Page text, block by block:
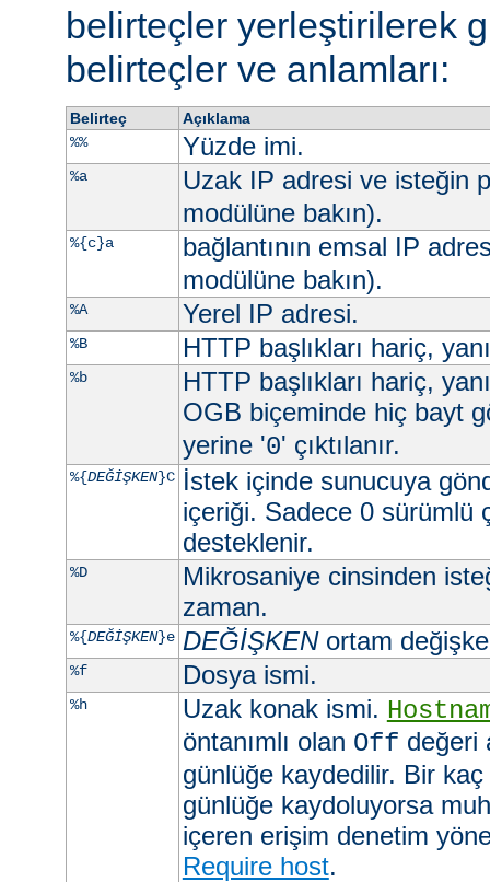
belirteçler yerleştirilerek
belirteçler ve anlamları:
Belirteç
Açıklama
%%
Yüzde imi.
%a
Uzak IP adresi ve isteğin
modülüne bakın).
%{c}a
bağlantının emsal IP
modülüne bakın).
%A Yerel IP adresi.
%B HTTP başlıkları hariç,
%b
HTTP başlıkları hariç,
OGB biçeminde hiç bayt
yerine '0' çıktılanır.
%{DEĞİŞKEN}C İstek içinde sunucuya
içeriği. Sadece 0 sürümlü
desteklenir.
%D
Mikrosaniye cinsinden
zaman.
%{DEĞİŞKEN}e DEĞİŞKENortam
%f Dosya ismi.
%h Uzak konak ismi.
öntanımlı olan Off değeri
günlüğe kaydedilir. Bir
günlüğe kaydoluyorsa
içeren erişim denetim
Require host.